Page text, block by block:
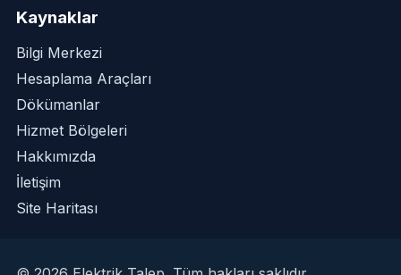
Kaynaklar
Bilgi Merkezi
Hesaplama Araçları
Dökümanlar
Hizmet Bölgeleri
Hakkımızda
İletişim
Site Haritası